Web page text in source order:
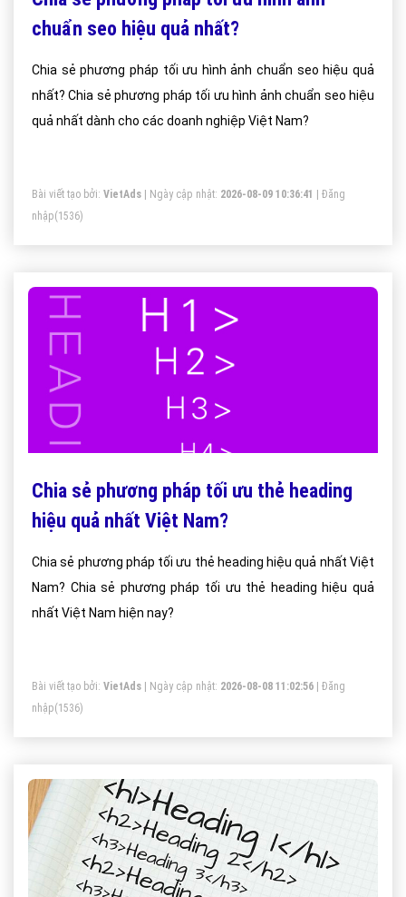
chuẩn seo hiệu quả nhất?
Chia sẻ phương pháp tối ưu hình ảnh chuẩn seo hiệu quả
nhất? Chia sẻ phương pháp tối ưu hình ảnh chuẩn seo hiệu
quả nhất dành cho các doanh nghiệp Việt Nam?
Bài viết tạo bởi: VietAds | Ngày cập nhật: 2026-08-09 10:36:41
Đăng
nhập(1536)
Chia sẻ phương pháp tối ưu thẻ heading
hiệu quả nhất Việt Nam?
Chia sẻ phương pháp tối ưu thẻ heading hiệu quả nhất Việt
Nam? Chia sẻ phương pháp tối ưu thẻ heading hiệu quả
nhất Việt Nam hiện nay?
Bài viết tạo bởi: VietAds | Ngày cập nhật: 2026-08-08 11:02:56
Đăng
nhập(1536)